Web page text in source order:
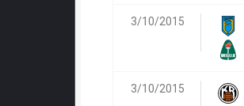
3/10/2015
3/10/2015